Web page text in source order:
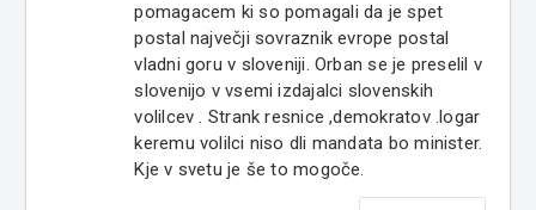
pomagacem ki so pomagali da je spet
postal največji sovraznik evrope postal
vladni goru v sloveniji. Orban se je preselil v
slovenijo v vsemi izdajalci slovenskih
volilcev . Strank resnice ,demokratov .logar
keremu volilci niso dli mandata bo minister.
Kje v svetu je še to mogoče.